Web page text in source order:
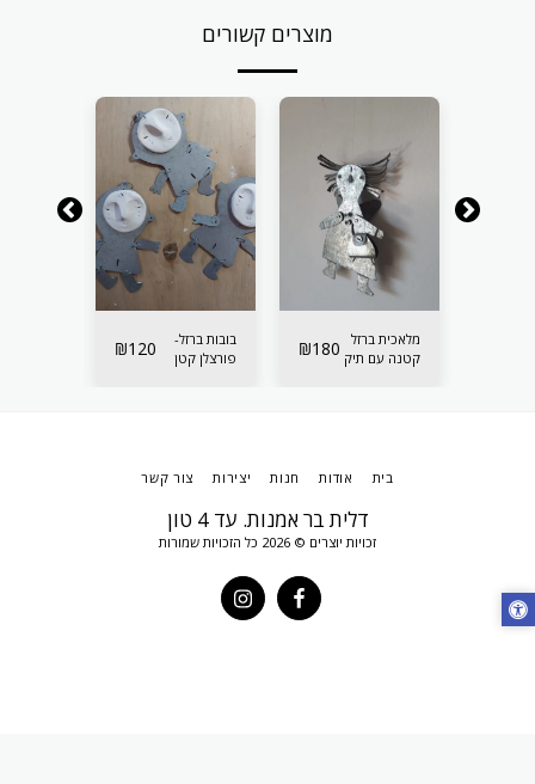
מוצרים קשורים
מלאכית ברזל
קטנה עם תיק
₪180
בובות ברזל-
פורצלן קטן
₪120
דלית בר אמנות. עד 4 טון
זכויות יוצרים © 2026 כל הזכויות שמורות
בית אודות חנות יצירות צור קשר